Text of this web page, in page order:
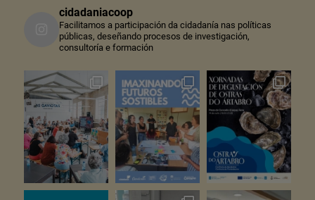
cidadaniacoop
Facilitamos a participación da cidadanía nas políticas
públicas, deseñando procesos de investigación,
consultoría e formación